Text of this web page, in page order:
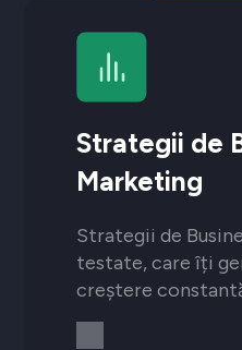
Strategii de
Marketing
Strategii de
testate, care îți
creștere